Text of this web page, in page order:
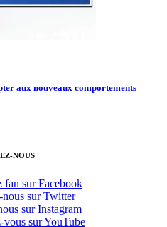
aux nouveaux comportements
NOUS
fan sur Facebook
nous sur Twitter
sur Instagram
vous sur YouTube